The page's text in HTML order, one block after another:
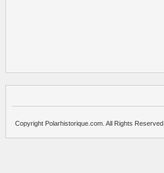
Copyright Polarhistorique.com. All Rights Reserved.